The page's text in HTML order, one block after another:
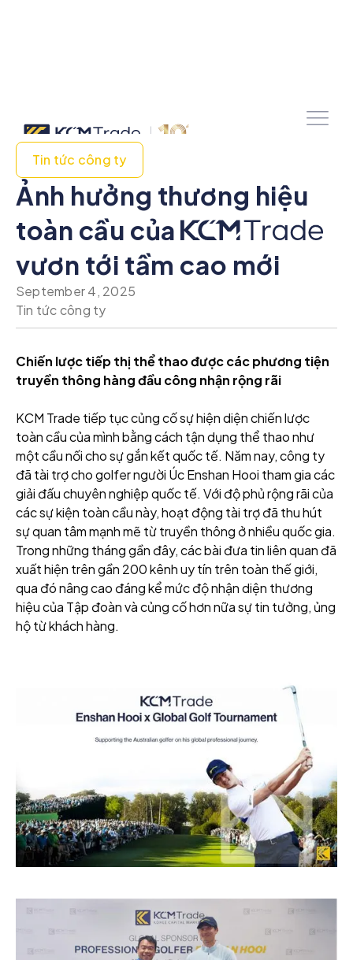
Tin tức công ty
Ảnh hưởng thương hiệu
toàn cầu của
vươn tới tầm cao mới
September 4, 2025
Tin tức công ty
Chiến lược tiếp thị thể thao được các phương tiện
truyền thông hàng đầu công nhận rộng rãi
KCM Trade tiếp tục củng cố sự hiện diện chiến lược
toàn cầu của mình bằng cách tận dụng thể thao như
một cầu nối cho sự gắn kết quốc tế. Năm nay, công ty
đã tài trợ cho golfer người Úc Enshan Hooi tham gia các
giải đấu chuyên nghiệp quốc tế. Với độ phủ rộng rãi của
các sự kiện toàn cầu này, hoạt động tài trợ đã thu hút
sự quan tâm mạnh mẽ từ truyền thông ở nhiều quốc gia.
Trong những tháng gần đây, các bài đưa tin liên quan đã
xuất hiện trên gần 200 kênh uy tín trên toàn thế giới,
qua đó nâng cao đáng kể mức độ nhận diện thương
hiệu của Tập đoàn và củng cố hơn nữa sự tin tưởng, ủng
hộ từ khách hàng.